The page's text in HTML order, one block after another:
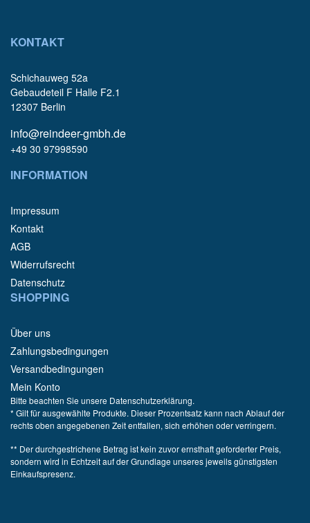
KONTAKT
Schichauweg 52a
Gebaudeteil F Halle F2.1
12307 Berlin
info@reindeer-gmbh.de
+49 30 97998590
INFORMATION
Impressum
Kontakt
AGB
Widerrufsrecht
Datenschutz
SHOPPING
Über uns
Zahlungsbedingungen
Versandbedingungen
Mein Konto
Bitte beachten Sie unsere Datenschutzerklärung.
* Gilt für ausgewählte Produkte. Dieser Prozentsatz kann nach Ablauf der
rechts oben angegebenen Zeit entfallen, sich erhöhen oder verringern.
** Der durchgestrichene Betrag ist kein zuvor ernsthaft geforderter Preis,
sondern wird in Echtzeit auf der Grundlage unseres jeweils günstigsten
Einkaufspresenz.